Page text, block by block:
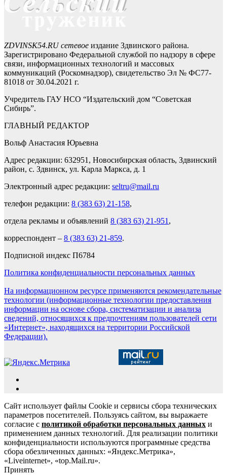
ZDVINSK54.RU сетевое издание Здвинского района.
Зарегистрировано Федеральной службой по надзору в сфере
связи, информационных технологий и массовых
коммуникаций (Роскомнадзор), свидетельство Эл № ФС77-
81018 от 30.04.2021 г.
Учредитель ГАУ НСО “Издательский дом “Советская
Сибирь”.
ГЛАВНЫЙ РЕДАКТОР
Вольф Анастасия Юрьевна
Адрес редакции: 632951, Новосибирская область, Здвинский
район, с. Здвинск, ул. Карла Маркса, д. 1
Электронный адрес редакции: seltru@mail.ru
телефон редакции: 8 (383 63) 21-158,
отдела рекламы и объявлений 8 (383 63) 21-951 ,
корреспондент – 8 (383 63) 21-859.
Подписной индекс П6784
Политика конфиденциальности персональных данных
На информационном ресурсе применяются рекомендательные
технологии (информационные технологии предоставления
информации на основе сбора, систематизации и анализа
сведений, относящихся к предпочтениям пользователей сети
«Интернет», находящихся на территории Российской
Федерации).
Сайт использует файлы Cookie и сервисы сбора технических
параметров посетителей. Пользуясь сайтом, вы выражаете
согласие с политикой обработки персональных данных и
применением данных технологий. Для реализации политики
конфиденциальности используются программные средства
сбора обезличенных данных: «Яндекс.Метрика»,
«Liveinternet», «top.Mail.ru».
Принять